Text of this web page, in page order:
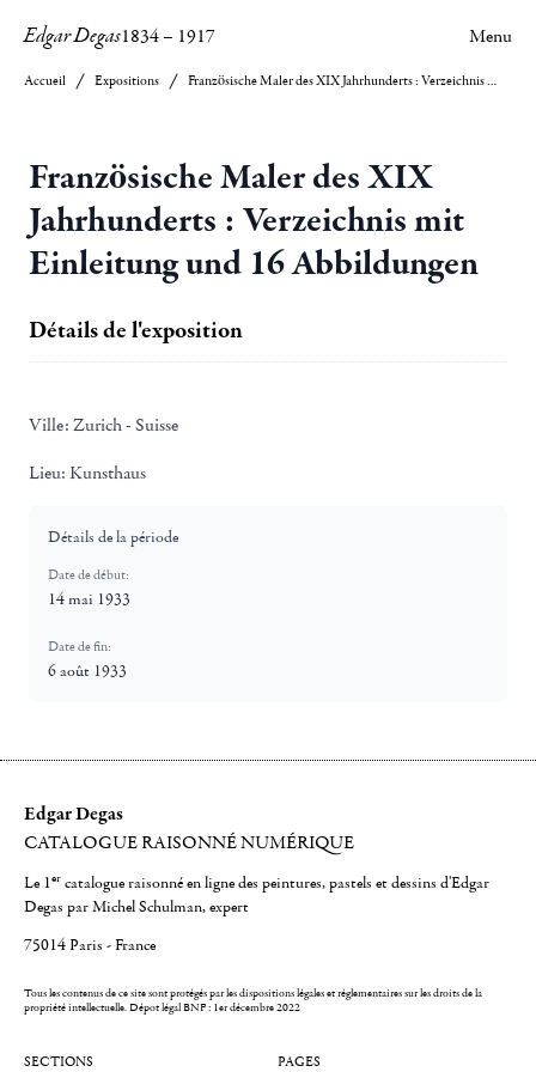
Edgar Degas1834– 1917 Menu
Accueil Expositions Französische Maler des XIX Jahrhunderts : Verzeichnis mit Einleitung und 16 Abbildungen
Französische Maler des XIX
Jahrhunderts : Verzeichnis mit
Einleitung und 16 Abbildungen
Détails de l'exposition
Ville: Zurich - Suisse
Lieu: Kunsthaus
Détails de la période
Date de début:
14 mai 1933
Date de fin:
6 août 1933
Edgar Degas
CATALOGUE RAISONNÉ NUMÉRIQUE
Le 1er catalogue raisonné en ligne des peintures, pastels et dessins d'Edgar
Degas par Michel Schulman, expert
75014 Paris - France
Tous les contenus de ce site sont protégés par les dispositions légales et réglementaires sur les droits de la
propriété intellectuelle.Dépot légal BNF : 1er décembre 2022
SECTIONS PAGES